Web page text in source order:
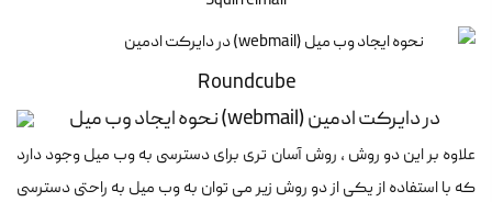
Roundcube
علاوه بر این دو روش ، روش آسان تری برای دسترسی به وب میل وجود دارد
که با استفاده از یکی از دو روش زیر می توان به وب میل به راحتی دسترسی